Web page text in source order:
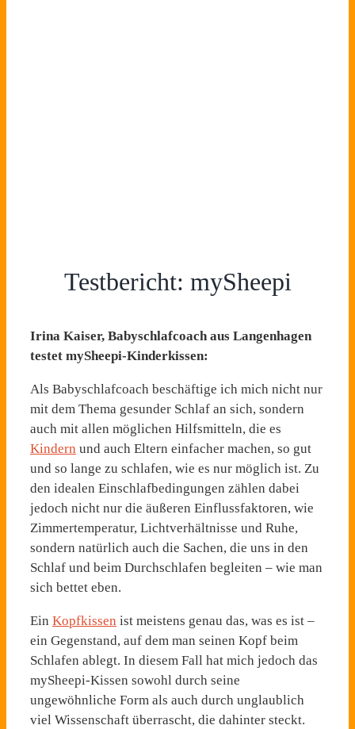
Testbericht: mySheepi
Irina Kaiser, Babyschlafcoach aus Langenhagen
testet mySheepi-Kinderkissen:
Als Babyschlafcoach beschäftige ich mich nicht nur
mit dem Thema gesunder Schlaf an sich, sondern
auch mit allen möglichen Hilfsmitteln, die es
Kindern und auch Eltern einfacher machen, so gut
und so lange zu schlafen, wie es nur möglich ist. Zu
den idealen Einschlafbedingungen zählen dabei
jedoch nicht nur die äußeren Einflussfaktoren, wie
Zimmertemperatur, Lichtverhältnisse und Ruhe,
sondern natürlich auch die Sachen, die uns in den
Schlaf und beim Durchschlafen begleiten – wie man
sich bettet eben.
Ein Kopfkissen ist meistens genau das, was es ist –
ein Gegenstand, auf dem man seinen Kopf beim
Schlafen ablegt. In diesem Fall hat mich jedoch das
mySheepi-Kissen sowohl durch seine
ungewöhnliche Form als auch durch unglaublich
viel Wissenschaft überrascht, die dahinter steckt.